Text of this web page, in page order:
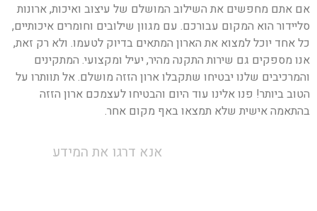
אם אתם מחפשים את השילוב המושלם של עיצוב ואיכות, ארונות
סליידור הוא המקום עבורכם. עם מגוון שילובים וחומרים איכותיים,
כל אחד יוכל למצוא את הארון המתאים בדיוק לטעמו. ולא רק זאת,
אנו מספקים גם שירות התקנה מהיר, יעיל ומקצועי. המתקינים
והמרכיבים שלנו יבטיחו שתקבלו ארון הזזה מושלם. אל תוותרו על
הטוב ביותר! פנו אלינו עוד היום והבטיחו לעצמכם ארון הזזה
בהתאמה אישית שלא תמצאו באף מקום אחר.
אנא דרגו את המידע